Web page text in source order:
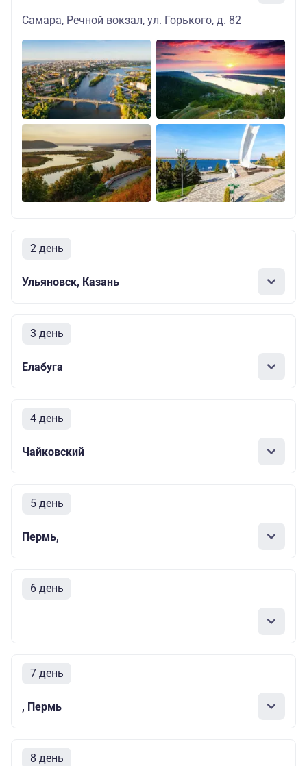
Самара, Речной вокзал, ул. Горького, д. 82
2 день
Ульяновск, Казань
3 день
Елабуга
4 день
Чайковский
5 день
Пермь,
6 день
7 день
, Пермь
8 день